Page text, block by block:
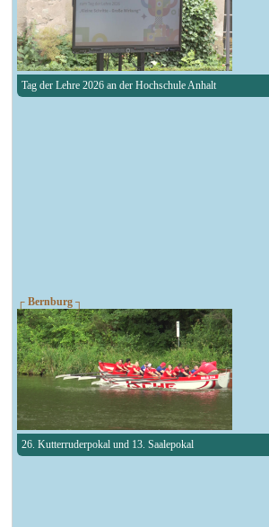
Tag der Lehre 2026 an der Hochschule Anhalt
┌ Bernburg ┐
26. Kutterruderpokal und 13. Saalepokal